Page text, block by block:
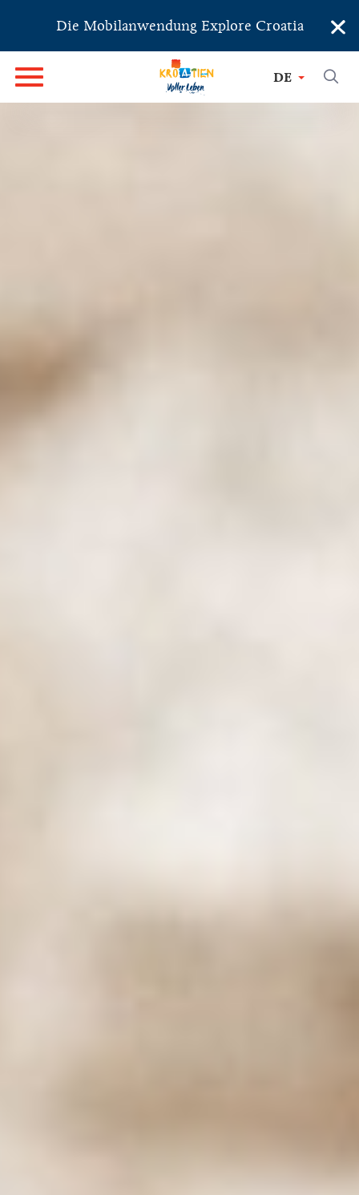
Die Mobilanwendung Explore Croatia ×
DE